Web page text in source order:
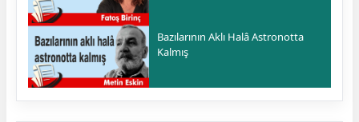
Bazılarının Aklı Halâ Astronotta
Kalmış